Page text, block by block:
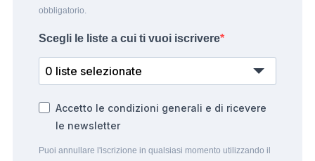
obbligatorio.
Scegli le liste a cui ti vuoi iscrivere
0 liste selezionate
Accetto le condizioni generali e di ricevere
le newsletter
Puoi annullare l'iscrizione in qualsiasi momento utilizzando il